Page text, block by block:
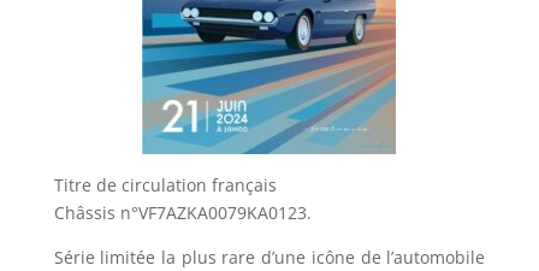
Titre de circulation français
Châssis n°VF7AZKA0079KA0123.
Série limitée la plus rare d’une icône de l’automobile